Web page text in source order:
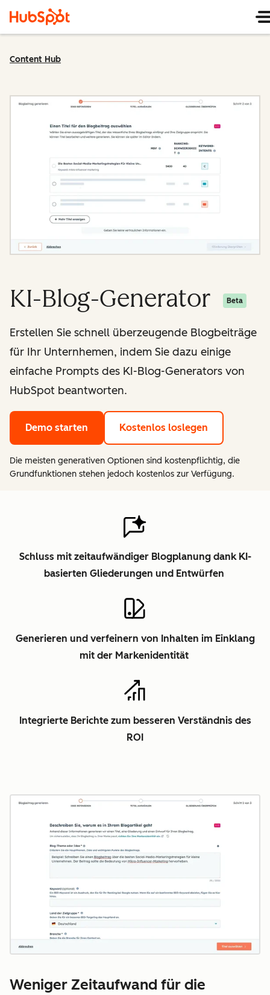
Content Hub
KI-Blog-Generator Beta
Erstellen Sie schnell überzeugende Blogbeiträge
für Ihr Unternhemen, indem Sie dazu einige
einfache Prompts des KI-Blog-Generators von
HubSpot beantworten.
Demo starten Kostenlos loslegen
Die meisten generativen Optionen sind kostenpflichtig, die
Grundfunktionen stehen jedoch kostenlos zur Verfügung.
Schluss mit zeitaufwändiger Blogplanung dank KI-
basierten Gliederungen und Entwürfen
Generieren und verfeinern von Inhalten im Einklang
mit der Markenidentität
Integrierte Berichte zum besseren Verständnis des
ROI
Weniger Zeitaufwand für die